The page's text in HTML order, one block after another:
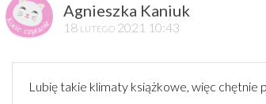
Agnieszka Kaniuk
18 lutego 2021 10:43
Lubię takie klimaty książkowe, więc chętnie